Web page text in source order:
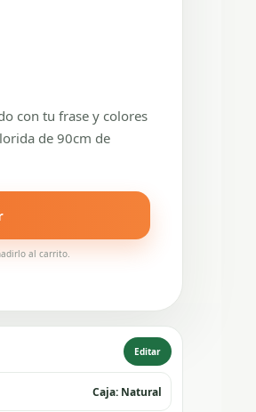
con tu frase y colores
de 90cm de
al carrito.
Editar
Caja: Natural